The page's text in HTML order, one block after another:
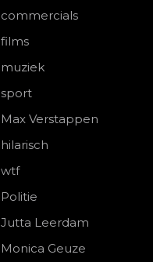
commercials
films
muziek
sport
Max Verstappen
hilarisch
wtf
Politie
Jutta Leerdam
Monica Geuze